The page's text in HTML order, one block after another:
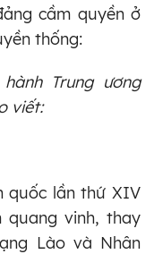
cầm quyền ở
thống:
Trung ương
viết:
quốc lần thứ XIV
quang vinh, thay
Lào và Nhân